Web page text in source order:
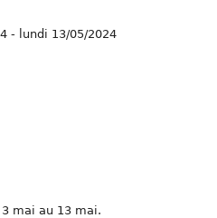
- lundi 13/05/2024
mai au 13 mai.